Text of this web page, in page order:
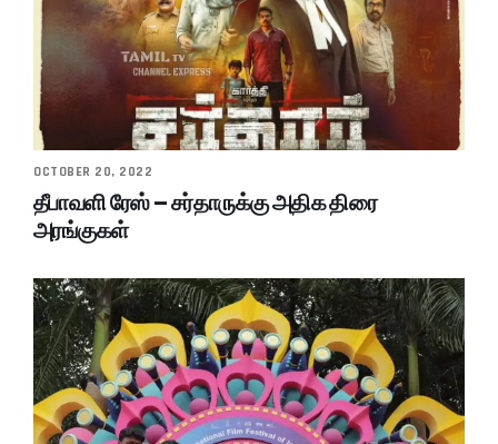
OCTOBER 20, 2022
தீபாவளி ரேஸ் – சர்தாருக்கு அதிக திரை
அரங்குகள்